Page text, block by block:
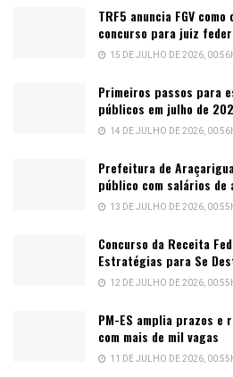
TRF5 anuncia FGV
concurso para juiz
15 DE JULHO DE 2026,
Primeiros passos para
públicos em julho de
14 DE JULHO DE 2026,
Prefeitura de
público com salários
13 DE JULHO DE 2026,
Concurso da Receita
Estratégias para Se
12 DE JULHO DE 2026,
PM-ES amplia prazos e
com mais de mil vagas
11 DE JULHO DE 2026,